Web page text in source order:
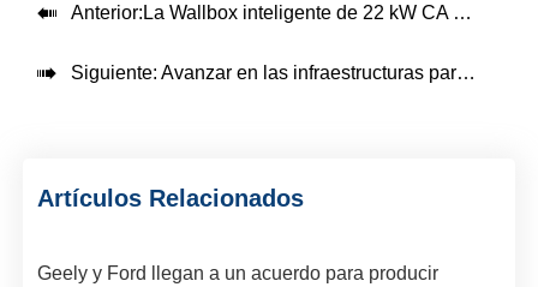
 Anterior: La Wallbox inteligente de 22 kW CA y la estación de carga de 30 kW CC para vehículos eléctricos de Teison ya están operativas en Indonesia
 Siguiente: Avanzar en las infraestructuras para vehículos eléctricos
Artículos Relacionados
Geely y Ford llegan a un acuerdo para producir